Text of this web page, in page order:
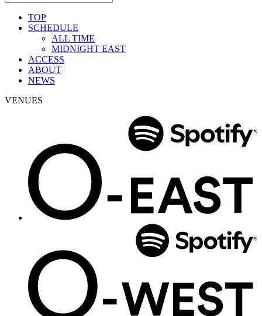
TOP
SCHEDULE
ALL TIME
MIDNIGHT EAST
ACCESS
ABOUT
NEWS
VENUES